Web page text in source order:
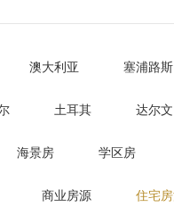
澳大利亚 塞浦路斯
土耳其 达尔文
海景房 学区房
商业房源 住宅